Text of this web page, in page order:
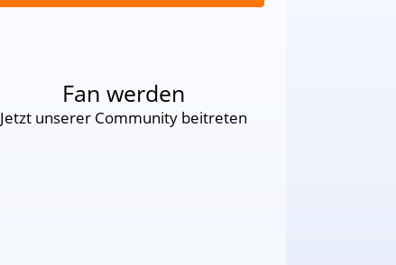
Fan werden
Jetzt unserer Community beitreten